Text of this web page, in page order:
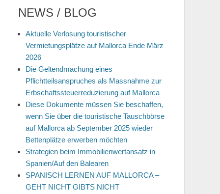
NEWS / BLOG
Aktuelle Verlosung touristischer
Vermietungsplätze auf Mallorca Ende März
2026
Die Geltendmachung eines
Pflichtteilsanspruches als Massnahme zur
Erbschaftssteuerreduzierung auf Mallorca
Diese Dokumente müssen Sie beschaffen,
wenn Sie über die touristische Tauschbörse
auf Mallorca ab September 2025 wieder
Bettenplätze erwerben möchten
Strategien beim Immobilienwertansatz in
Spanien/Auf den Balearen
SPANISCH LERNEN AUF MALLORCA –
GEHT NICHT GIBTS NICHT